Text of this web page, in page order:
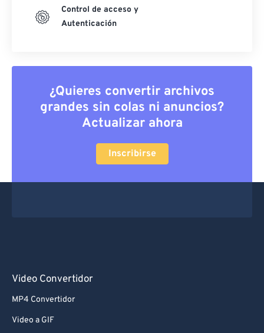
Control de acceso y
Autenticación
¿Quieres convertir archivos
grandes sin colas ni anuncios?
Actualizar ahora
Inscribirse
Video Convertidor
MP4 Convertidor
Video a GIF